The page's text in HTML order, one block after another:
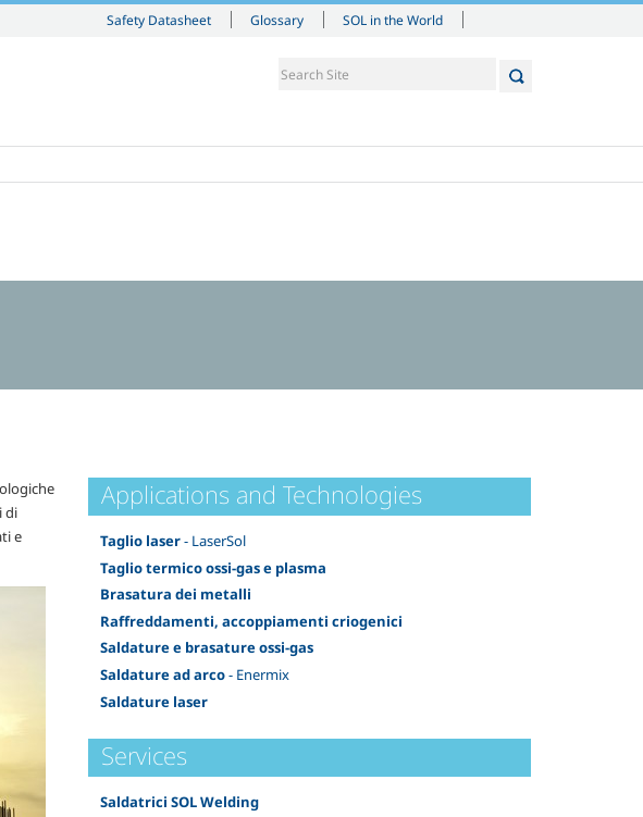
Safety Datasheet Glossary SOL in the World
di
e
Applications and Technologies
Taglio laser- LaserSol
Taglio termico ossi-gas e plasma
Brasatura dei metalli
Raffreddamenti, accoppiamenti criogenici
Saldature e brasature ossi-gas
Saldature ad arco- Enermix
Saldature laser
Services
Saldatrici SOL Welding